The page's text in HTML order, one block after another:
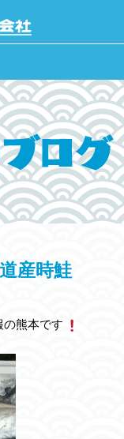
産時鮭
熊本です